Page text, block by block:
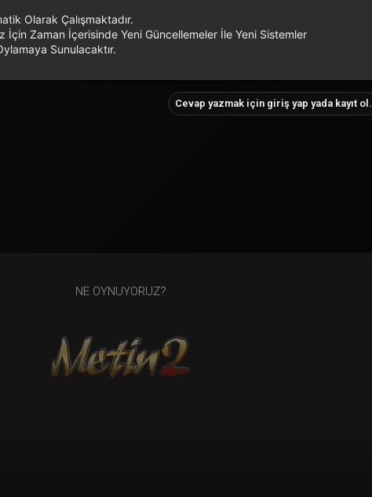
Olarak Çalışmaktadır.
İçin Zaman İçerisinde Yeni Güncellemeler İle Yeni Sistemler
Sunulacaktır.
Cevap yazmak için giriş yap yada kayıt ol.
NE OYNUYORUZ?